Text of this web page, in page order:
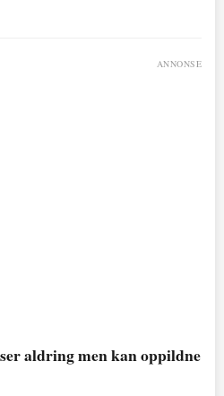
ANNONSE
aldring men kan oppildne